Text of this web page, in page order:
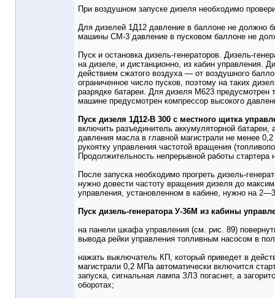
При воздушном запуске дизеля необходимо
Для дизелей 1Д12 давление в баллоне не
машины СМ-3 давление в пусковом баллоне не
Пуск и остановка дизель-генераторов. Дизель-
на дизеле, и дистанционно, из кабин управления.
действием сжатого воздуха — от воздушного
ограниченное число пусков, поэтому на таких
разрядке батареи. Для дизеля М623 предусмотрен
машине предусмотрен компрессор высокого
Пуск дизеля 1Д12-В 300 с местного щитка
включить разъединитель аккумуляторной
давления масла в главной магистрали не менее
рукоятку управления частотой вращения
Продолжительность непрерывной работы
После запуска необходимо прогреть дизель-
нужно довести частоту вращения дизеля до
управления, установленном в кабине, нужно на
Пуск дизель-генератора У-36М из кабины
на панели шкафа управления (см. рис. 89)
вывода рейки управления топливным насосом в
нажать выключатель КП, который приведет в
магистрали 0,2 МПа автоматически включится
запуска, сигнальная лампа ЗЛЗ погаснет, а
оборотах;